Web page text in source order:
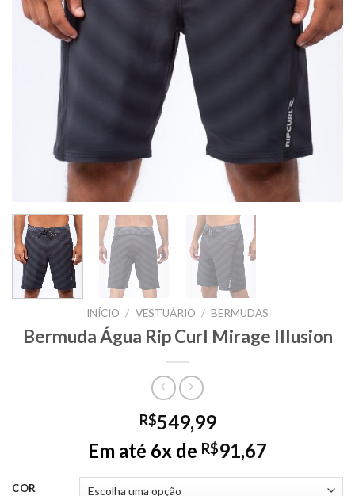
INÍCIO / VESTUÁRIO / BERMUDAS
Bermuda Água Rip Curl Mirage Illusion
R$549,99
Em até 6x de R$91,67
COR